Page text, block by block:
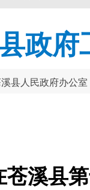
政府
县人民政府办公室
苍溪县